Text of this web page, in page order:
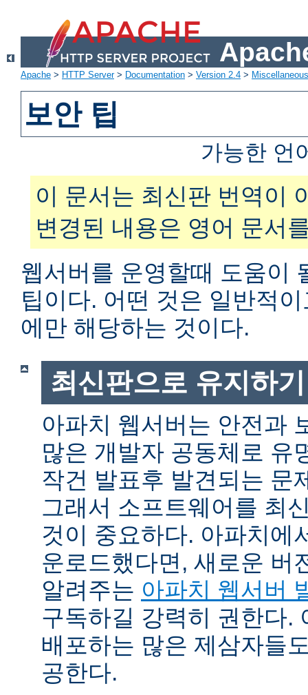
Apache > HTTP Server> Documentation > Version 2.4 >
보안 팁
가능한 언
이 문서는 최신판 번역이
변경된 내용은 영어 문서
웹서버를 운영할때 도움이
팁이다. 어떤 것은 일반적
에만 해당하는 것이다.
최신판으로 유지하기
아파치 웹서버는 안전과
많은 개발자 공동체로 유
작건 발표후 발견되는 문
그래서 소프트웨어를 최
것이 중요하다. 아파치에
운로드했다면, 새로운 버
알려주는 아파치 웹서버
구독하길 강력히 권한다.
배포하는 많은 제삼자들
공한다.